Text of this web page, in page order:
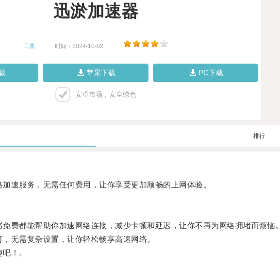
迅淤加速器
工具 时间：2024-10-02
苹果下载 PC下载
安卓市场，安全绿色
排行
服务，无需任何费用，让你享受更加顺畅的上网体验。
都能帮助你加速网络连接，减少卡顿和延迟，让你不再为网络拥堵而烦恼。
需复杂设置，让你轻松畅享高速网络。
！。